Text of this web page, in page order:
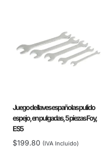
Juego de llaves españolas pulido
espejo, en pulgadas, 5 piezas Foy,
ES5
$199.80 (IVA Incluido)